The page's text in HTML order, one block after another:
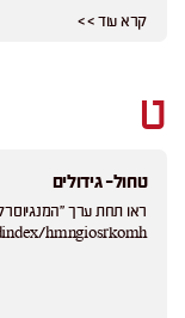
קרא עוד > >
ט
טחול- גידולים
ראו תחת ערך
hmngiosrkomh/